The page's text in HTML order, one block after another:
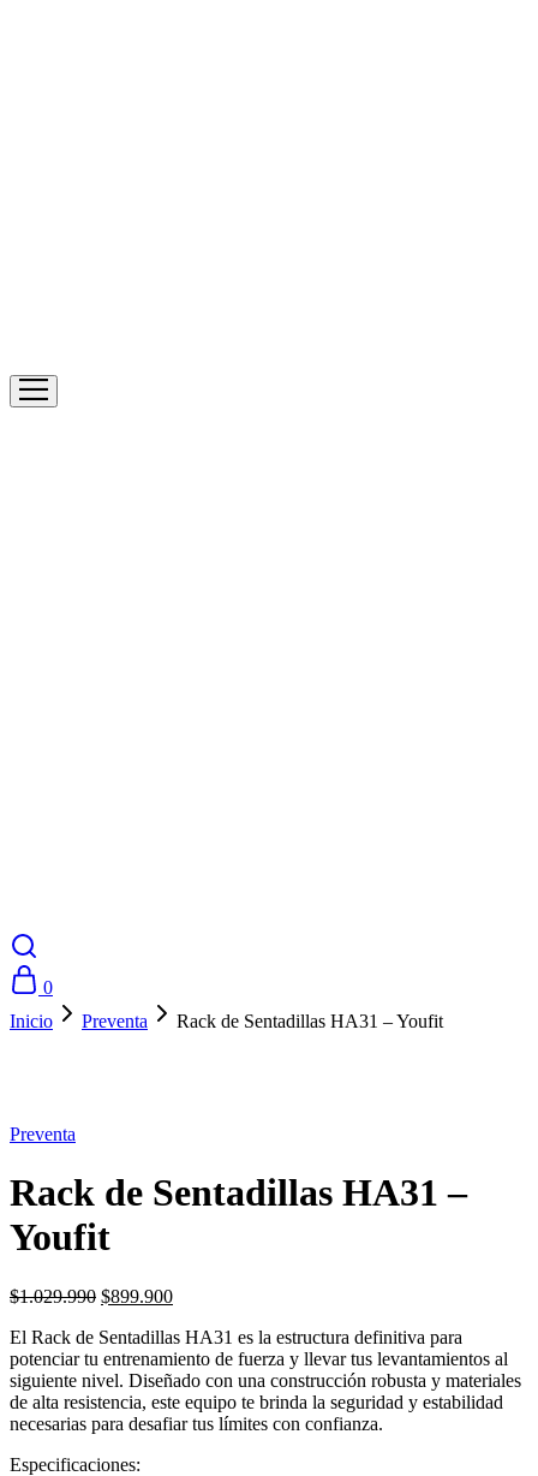
0
Inicio
Preventa Rack de Sentadillas HA31 – Youfit
Preventa
Rack de Sentadillas HA31 –
Youfit
$1.029.990 El
original
era:
$1.029.990.
$899.900El
actual
es:
$899.900.
El Rack de Sentadillas HA31 es la estructura definitiva para
potenciar tu entrenamiento de fuerza y llevar tus levantamientos al
siguiente nivel. Diseñado con una construcción robusta y materiales
de alta resistencia, este equipo te brinda la seguridad y estabilidad
necesarias para desafiar tus límites con confianza.
Especificaciones: